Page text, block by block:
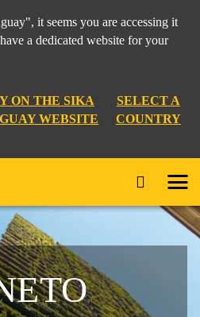
it seems you are accessing it
a dedicated website for your
ON THE SIKA
WEBSITE
SELECT A
COUNTRY